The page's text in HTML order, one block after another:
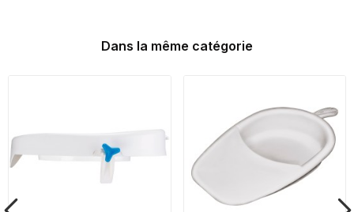
Dans la même catégorie